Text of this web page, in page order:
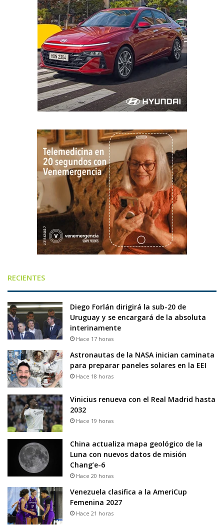
RECIENTES
Diego Forlán dirigirá la sub-20 de
Uruguay y se encargará de la absoluta
interinamente
Hace 17 horas
Astronautas de la NASA inician caminata
para preparar paneles solares en la EEI
Hace 18 horas
Vinicius renueva con el Real Madrid hasta
2032
Hace 19 horas
China actualiza mapa geológico de la
Luna con nuevos datos de misión
Chang’e-6
Hace 20 horas
Venezuela clasifica a la AmeriCup
Femenina 2027
Hace 21 horas